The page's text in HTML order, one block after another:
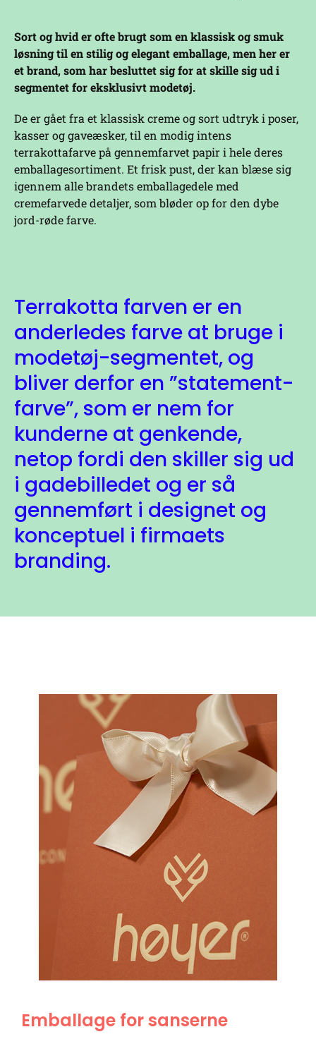
Sort og hvid er ofte brugt som en klassisk og smuk
løsning til en stilig og elegant emballage, men her er
et brand, som har besluttet sig for at skille sig ud i
segmentet for eksklusivt modetøj.
De er gået fra et klassisk creme og sort udtryk i poser,
kasser og gaveæsker, til en modig intens
terrakottafarve på gennemfarvet papir i hele deres
emballagesortiment. Et frisk pust, der kan blæse sig
igennem alle brandets emballagedele med
cremefarvede detaljer, som bløder op for den dybe
jord-røde farve.
Terrakotta farven er en
anderledes farve at bruge i
modetøj-segmentet, og
bliver derfor en ”statement-
farve”, som er nem for
kunderne at genkende,
netop fordi den skiller sig ud
i gadebilledet og er så
gennemført i designet og
konceptuel i firmaets
branding.
Emballage for sanserne